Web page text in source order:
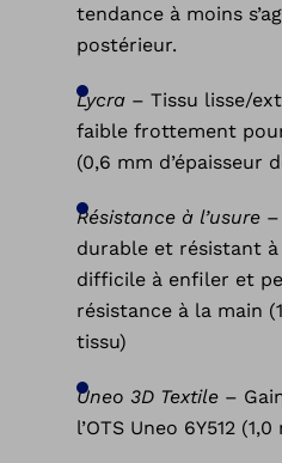
tendance à moins
postérieur.
Lycra – Tissu lisse/
faible frottement
(0,6 mm d’épaisseur
Résistance à l’usure
durable et résistant
difficile à enfiler et
résistance à la main
tissu)
Uneo 3D Textile –
l’OTS Uneo 6Y512